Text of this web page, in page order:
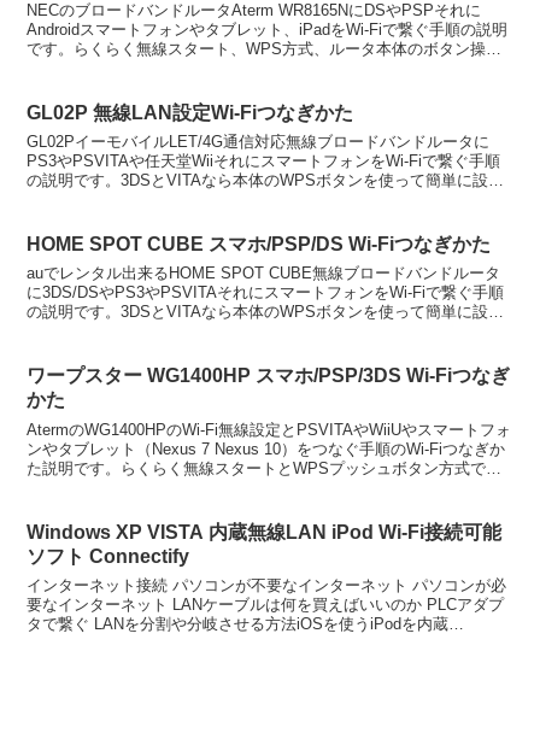
NECのブロードバンドルータAterm WR8165NにDSやPSPそれに
Androidスマートフォンやタブレット、iPadをWi-Fiで繋ぐ手順の説明
です。らくらく無線スタート、WPS方式、ルータ本体のボタン操作
GL02P 無線LAN設定Wi-Fiつなぎかた
GL02PイーモバイルLET/4G通信対応無線ブロードバンドルータに
PS3やPSVITAや任天堂WiiそれにスマートフォンをWi-Fiで繋ぐ手順
の説明です。3DSとVITAなら本体のWPSボタンを使って簡単に設定
HOME SPOT CUBE スマホ/PSP/DS Wi-Fiつなぎかた
auでレンタル出来るHOME SPOT CUBE無線ブロードバンドルータ
に3DS/DSやPS3やPSVITAそれにスマートフォンをWi-Fiで繋ぐ手順
の説明です。3DSとVITAなら本体のWPSボタンを使って簡単に設定
ワープスター WG1400HP スマホ/PSP/3DS Wi-Fiつなぎ
かた
AtermのWG1400HPのWi-Fi無線設定とPSVITAやWiiUやスマートフォ
ンやタブレット（Nexus 7 Nexus 10）をつなぐ手順のWi-Fiつなぎか
た説明です。らくらく無線スタートとWPSプッシュボタン方式で簡
Windows XP VISTA 内蔵無線LAN iPod Wi-Fi接続可能
ソフト Connectify
インターネット接続 パソコンが不要なインターネット パソコンが必
要なインターネット LANケーブルは何を買えばいいのか PLCアダプ
タで繋ぐ LANを分割や分岐させる方法iOSを使うiPodを内蔵